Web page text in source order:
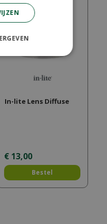
In-lite Lens Diffuse
€ 13,00
Bestel